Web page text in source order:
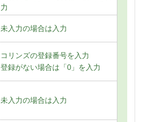
力
未入力の場合は入力
コリンズの登録番号を入力
登録がない場合は「0」を入力
未入力の場合は入力